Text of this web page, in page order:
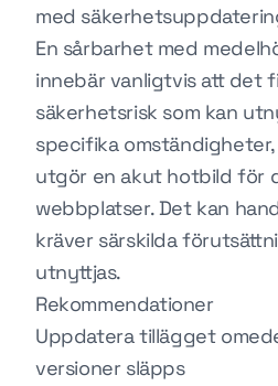
med
En sårbarhet med
innebär vanligtvis att det
säkerhetsrisk som kan
specifika
utgör en akut hotbild för
webbplatser. Det kan
kräver särskilda
utnyttjas.
Rekommendationer
Uppdatera tillägget
versioner släpps